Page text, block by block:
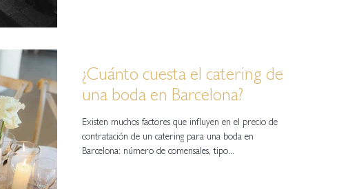
¿Cuánto cuesta el catering de
una boda en Barcelona?
Existen muchos factores que influyen en el precio de
contratación de un catering para una boda en
Barcelona: número de comensales, tipo...